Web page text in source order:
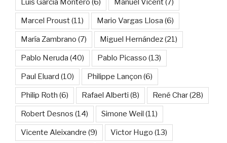
Luis García Montero (6) Manuel Vicent(7)
Marcel Proust(11) Mario Vargas Llosa (6)
María Zambrano (7) Miguel Hernández(21)
Pablo Neruda (40) Pablo Picasso (13)
Paul Eluard (10) Philippe Lançon (6)
Philip Roth (6) Rafael Alberti (8) René Char(28)
Robert Desnos (14) Simone Weil (11)
Vicente Aleixandre (9) Victor Hugo (13)